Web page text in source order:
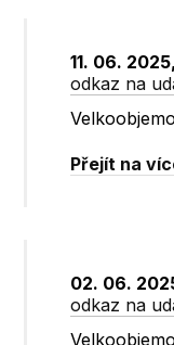
11. 06.
odkaz na
Přejít na
02. 06.
odkaz na